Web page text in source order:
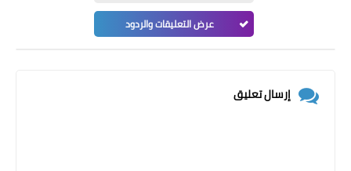
عرض التعليقات والردود
إرسال تعليق